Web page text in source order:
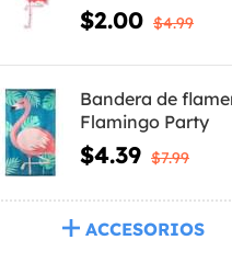
$2.00 $4.99
Bandera de
Flamingo Party
$4.39 $7.99
ACCESORIOS